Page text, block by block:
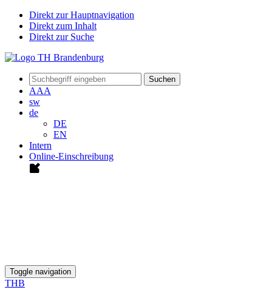
Direkt zur Hauptnavigation
Direkt zum Inhalt
Direkt zur Suche
Suchen
AAA
sw
de
DE
EN
Intern
Online-Einschreibung
Toggle navigation
THB